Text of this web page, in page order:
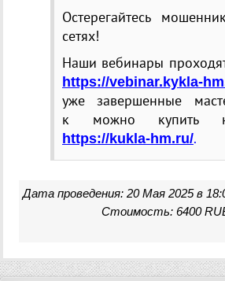
Остерегайтесь
сетях!
Наши вебинары
https://vebinar.kykla-
уже завершенные
к можно купить
https://kukla-hm.ru/.
Дата проведения: 20 Мая 2025 в
Стоимость: 6400